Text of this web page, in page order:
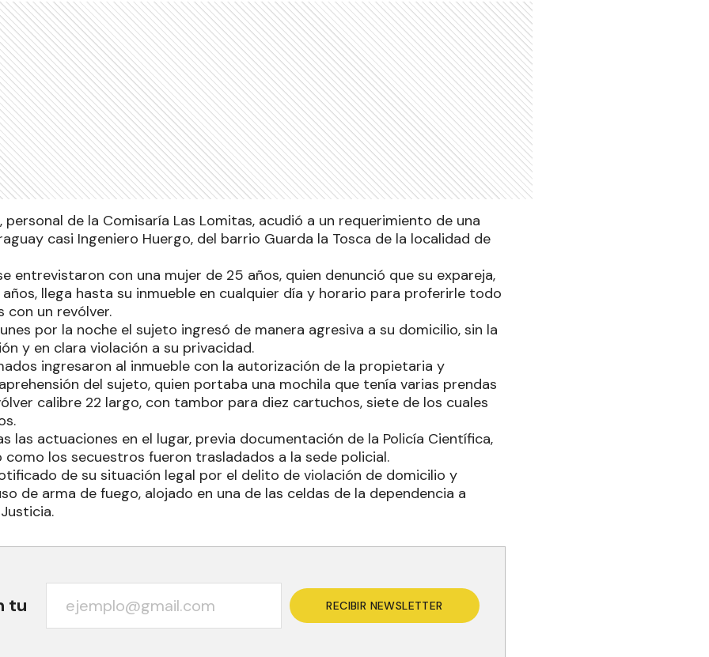
personal de la Comisaría Las Lomitas, acudió a un requerimiento de una
casi Ingeniero Huergo, del barrio Guarda la Tosca de la localidad de
entrevistaron con una mujer de 25 años, quien denunció que su expareja,
llega hasta su inmueble en cualquier día y horario para proferirle todo
con un revólver.
por la noche el sujeto ingresó de manera agresiva a su domicilio, sin la
y en clara violación a su privacidad.
ingresaron al inmueble con la autorización de la propietaria y
del sujeto, quien portaba una mochila que tenía varias prendas
calibre 22 largo, con tambor para diez cartuchos, siete de los cuales
las actuaciones en el lugar, previa documentación de la Policía Científica,
los secuestros fueron trasladados a la sede policial.
de su situación legal por el delito de violación de domicilio y
de arma de fuego, alojado en una de las celdas de la dependencia a
tu RECIBIR NEWSLETTER